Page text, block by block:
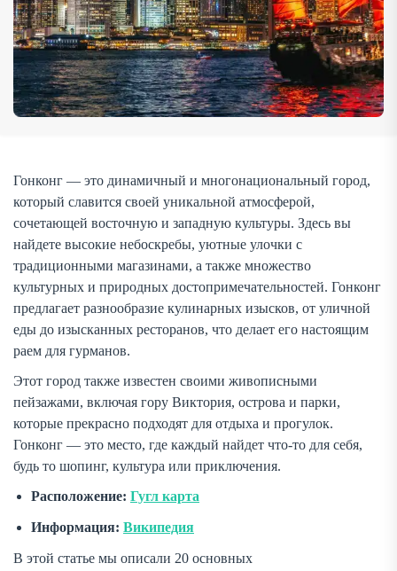
Гонконг — это динамичный и многонациональный город,
который славится своей уникальной атмосферой,
сочетающей восточную и западную культуры. Здесь вы
найдете высокие небоскребы, уютные улочки с
традиционными магазинами, а также множество
культурных и природных достопримечательностей. Гонконг
предлагает разнообразие кулинарных изысков, от уличной
еды до изысканных ресторанов, что делает его настоящим
раем для гурманов.
Этот город также известен своими живописными
пейзажами, включая гору Виктория, острова и парки,
которые прекрасно подходят для отдыха и прогулок.
Гонконг — это место, где каждый найдет что-то для себя,
будь то шопинг, культура или приключения.
Расположение: Гугл карта
Информация: Википедия
В этой статье мы описали 20 основных